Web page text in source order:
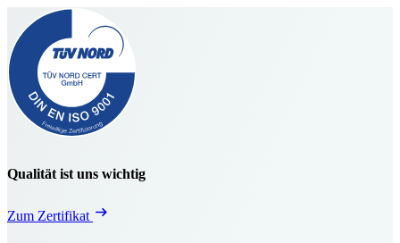
Qualität ist uns wichtig
Zum Zertifikat